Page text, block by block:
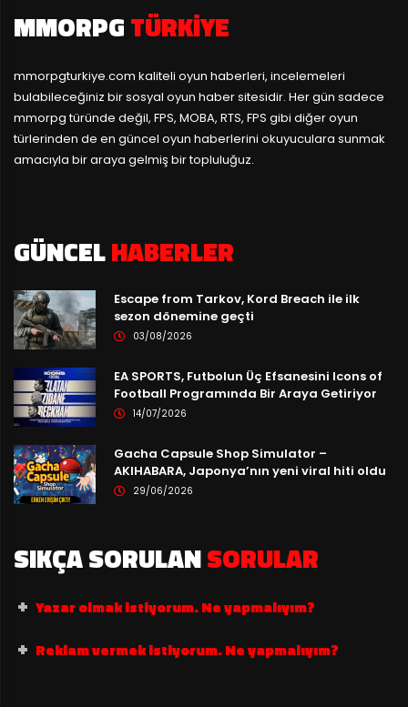
MMORPGTÜRKIYE
mmorpgturkiye.com kaliteli oyun haberleri, incelemeleri
bulabileceğiniz bir sosyal oyun haber sitesidir. Her gün sadece
mmorpg türünde değil, FPS, MOBA, RTS, FPS gibi diğer oyun
türlerinden de en güncel oyun haberlerini okuyuculara sunmak
amacıyla bir araya gelmiş bir topluluğuz.
GÜNCELHABERLER
Escape from Tarkov, Kord Breach ile ilk
sezon dönemine geçti
03/08/2026
EA SPORTS, Futbolun Üç Efsanesini Icons of
Football Programında Bir Araya Getiriyor
14/07/2026
Gacha Capsule Shop Simulator –
AKIHABARA, Japonya’nın yeni viral hiti oldu
29/06/2026
SIKÇA SORULANSORULAR
Yazar olmak istiyorum. Ne yapmalıyım?
Reklam vermek istiyorum. Ne yapmalıyım?